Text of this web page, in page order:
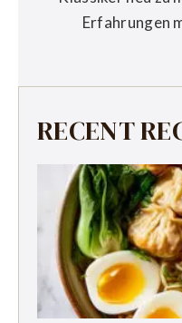
Erfahrungen
RECENT